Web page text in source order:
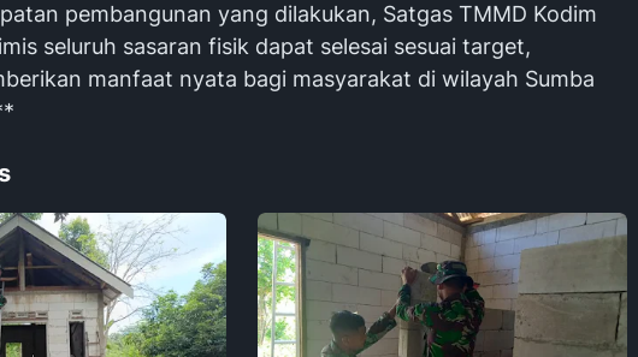
pembangunan yang dilakukan, Satgas TMMD Kodim
seluruh sasaran fisik dapat selesai sesuai target,
manfaat nyata bagi masyarakat di wilayah Sumba